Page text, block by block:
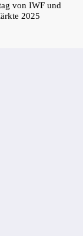
von IWF und
2025